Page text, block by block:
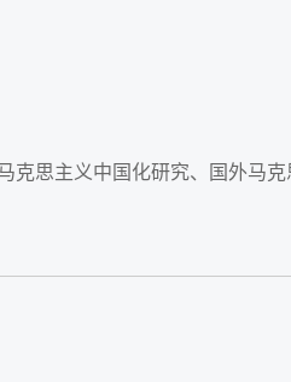
克思主义中国化研究、国外马克